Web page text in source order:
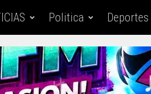
Politica Deportes